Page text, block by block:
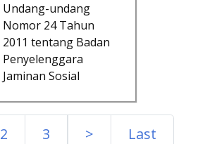
Undang-undang
Nomor 24 Tahun
2011 tentang Badan
Penyelenggara
Jaminan Sosial
2 3 > Last